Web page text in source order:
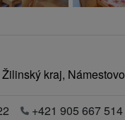
kraj,
+421 905 667 514